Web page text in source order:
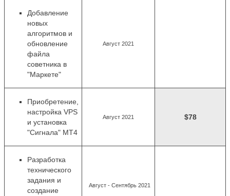
Добавление
новых
алгоритмов и
обновление
файла
советника в
"Маркете"
Август 2021
Приобретение,
настройка VPS
и установка
"Сигнала" MT4
Август 2021 $78
Разработка
технического
задания и
создание
Август - Сентябрь 2021